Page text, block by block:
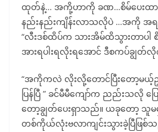
ထုတ်နဲ့… အကို့ဟာကို ခဏ…စိမ်ပေးထား
နည်းနည်းကျိန်းလာသလိုပဲ …အကို အရ
“လီးဒစ်ထိပ်က သားအိမ်ထိသွားတာပါ
အားရပါးရလိုးရအောင် ဒီစကပ်ချွတ်လို
“အကိုကလဲ လိုးလို့တောင်ပြီးတော့မယ့်ဥ
ပြန်ပြီ ” ခင်မီမီကျော်က ညည်းသလို
တော့ချွတ်ပေးရှာသည်။ ယခုတော့ သူမမှ
တစ်ကိုယ်လုံးဗလာကျင်းသွားခဲ့ပြီဖြစ်